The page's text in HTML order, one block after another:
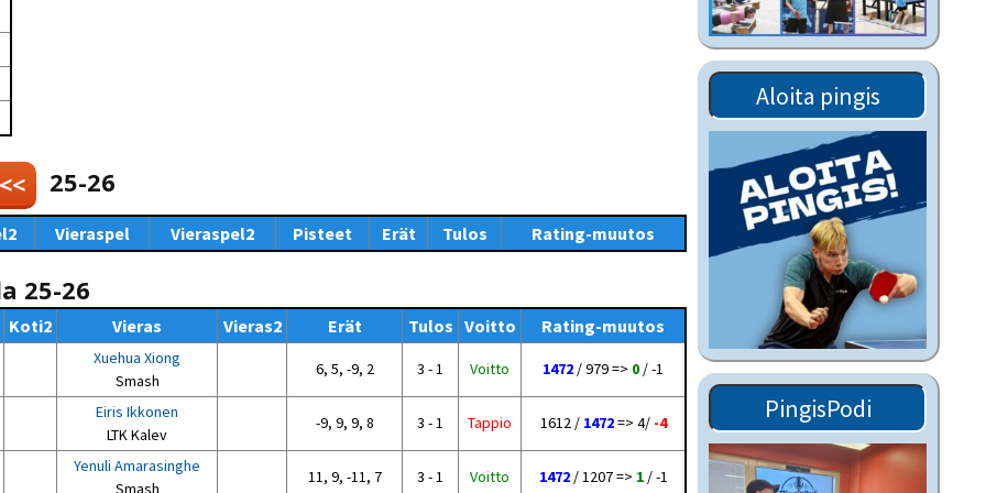
Maahanmuuttajien
kotouttaminen ja
sukupuolten tasa-arvo
pöytätenniksessä
kattavan osallisuuden
kautta
25-26
Vieraspel Vieraspel2 Pisteet Erät Tulos Rating-muutos
25-26
Koti2 Vieras Vieras2 Erät Tulos Voitto Rating-muutos
Xuehua Xiong
Smash
6, 5, -9, 2 3 - 1 Voitto 1472 / 979 => 0 / -1
Eiris Ikkonen
LTK Kalev
-9, 9, 9, 8 3 - 1 Tappio 1612 / 1472=> 4/ -4
Yenuli Amarasinghe
Smash
11, 9, -11, 7 3 - 1 Voitto 1472/ 1207 => 1/ -1
Aloita pingis
PingisPodi